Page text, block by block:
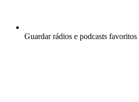
Guardar rádios e podcasts favoritos